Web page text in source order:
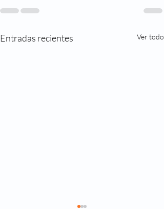
Entradas recientes Ver todo